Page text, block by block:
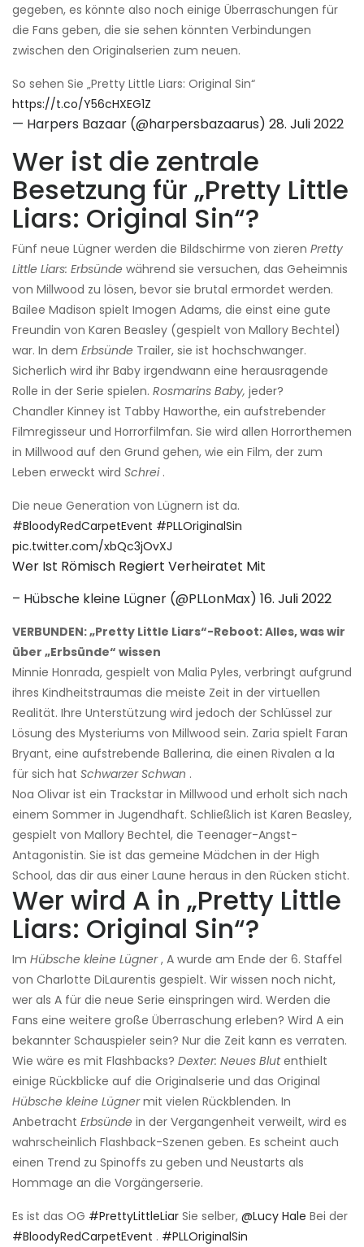
gegeben, es könnte also noch einige Überraschungen für
die Fans geben, die sie sehen könnten Verbindungen
zwischen den Originalserien zum neuen.
So sehen Sie „Pretty Little Liars: Original Sin“
https://t.co/Y56cHXEG1Z
— Harpers Bazaar (@harpersbazaarus) 28. Juli 2022
Wer ist die zentrale
Besetzung für „Pretty Little
Liars: Original Sin“?
Fünf neue Lügner werden die Bildschirme von zieren Pretty
Little Liars: Erbsünde während sie versuchen, das Geheimnis
von Millwood zu lösen, bevor sie brutal ermordet werden.
Bailee Madison spielt Imogen Adams, die einst eine gute
Freundin von Karen Beasley (gespielt von Mallory Bechtel)
war. In dem Erbsünde Trailer, sie ist hochschwanger.
Sicherlich wird ihr Baby irgendwann eine herausragende
Rolle in der Serie spielen. Rosmarins Baby, jeder?
Chandler Kinney ist Tabby Haworthe, ein aufstrebender
Filmregisseur und Horrorfilmfan. Sie wird allen Horrorthemen
in Millwood auf den Grund gehen, wie ein Film, der zum
Leben erweckt wird Schrei.
Die neue Generation von Lügnern ist da.
#BloodyRedCarpetEvent #PLLOriginalSin
pic.twitter.com/xbQc3jOvXJ
Wer Ist Römisch Regiert Verheiratet Mit
– Hübsche kleine Lügner (@PLLonMax) 16. Juli 2022
VERBUNDEN: „Pretty Little Liars“-Reboot: Alles, was wir
über „Erbsünde“ wissen
Minnie Honrada, gespielt von Malia Pyles, verbringt aufgrund
ihres Kindheitstraumas die meiste Zeit in der virtuellen
Realität. Ihre Unterstützung wird jedoch der Schlüssel zur
Lösung des Mysteriums von Millwood sein. Zaria spielt Faran
Bryant, eine aufstrebende Ballerina, die einen Rivalen a la
für sich hat Schwarzer Schwan .
Noa Olivar ist ein Trackstar in Millwood und erholt sich nach
einem Sommer in Jugendhaft. Schließlich ist Karen Beasley,
gespielt von Mallory Bechtel, die Teenager-Angst-
Antagonistin. Sie ist das gemeine Mädchen in der High
School, das dir aus einer Laune heraus in den Rücken sticht.
Wer wird A in „Pretty Little
Liars: Original Sin“?
Im Hübsche kleine Lügner, A wurde am Ende der 6. Staffel
von Charlotte DiLaurentis gespielt. Wir wissen noch nicht,
wer als A für die neue Serie einspringen wird. Werden die
Fans eine weitere große Überraschung erleben? Wird A ein
bekannter Schauspieler sein? Nur die Zeit kann es verraten.
Wie wäre es mit Flashbacks? Dexter: Neues Blutenthielt
einige Rückblicke auf die Originalserie und das Original
Hübsche kleine Lügnermit vielen Rückblenden. In
Anbetracht Erbsünde in der Vergangenheit verweilt, wird es
wahrscheinlich Flashback-Szenen geben. Es scheint auch
einen Trend zu Spinoffs zu geben und Neustarts als
Hommage an die Vorgängerserie.
Es ist das OG #PrettyLittleLiar Sie selber, @Lucy Hale Bei der
#BloodyRedCarpetEvent . #PLLOriginalSin